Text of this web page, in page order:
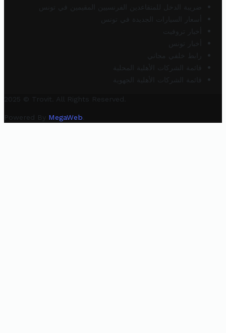
ضريبة الدخل للمتقاعدين الفرنسيين المقيمين في تونس
أسعار السيارات الجديدة في تونس
أخبار تروفيت
أخبار تونس
رابط خلفي مجاني
قائمة الشركات الأهلية المحلية
قائمة الشركات الأهلية الجهوية
2025 © Trovit. All Rights Reserved.
Powered By MegaWeb